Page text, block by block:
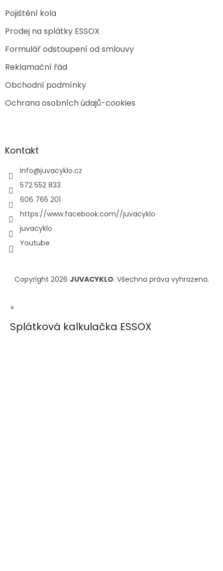
Pojištění kola
Prodej na splátky ESSOX
Formulář odstoupení od smlouvy
Reklamační řád
Obchodní podmínky
Ochrana osobních údajů-cookies
Kontakt
info@juvacyklo.cz
572 552 833
606 765 201
https://www.facebook.com//juvacyklo
juvacyklo
Youtube
Copyright 2026 JUVACYKLO. Všechna práva vyhrazena.
×
Splátková kalkulačka ESSOX